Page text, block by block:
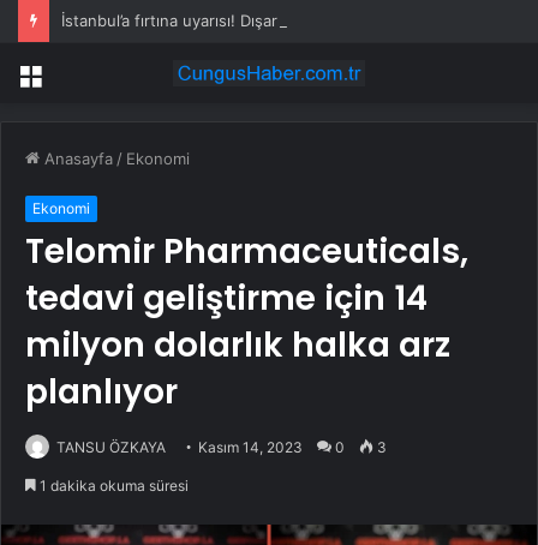
İstanbul’a fırtına uyarısı! Dışarı çıkmak bile zorlaşacak
Menü
Anasayfa / Ekonomi
Ekonomi
Telomir Pharmaceuticals,
tedavi geliştirme için 14
milyon dolarlık halka arz
planlıyor
TANSU ÖZKAYA Kasım 14, 2023 0 3
1 dakika okuma süresi